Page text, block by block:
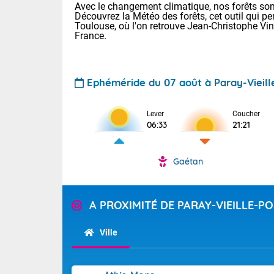
Pour la
Tendance
Avec le changement climatique, nos forêts
Découvrez la Météo des forêts, cet outil qui
Toulouse, où l'on retrouve Jean-Christophe
France.
Ephéméride du 07 août à Paray-
Lever
06:33
Coucher
21:21
Gaétan
A PROXIMITÉ DE PARAY-VIEILLE-
Ville
Voici les
22/14 Paris :
Clermont-
Lille : 25/15
Demain
Très